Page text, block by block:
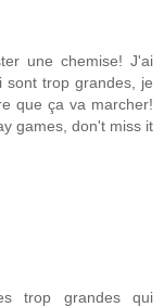
une chemise! J'ai
sont trop grandes, je
que ça va marcher!
games, don't miss it
trop grandes qui